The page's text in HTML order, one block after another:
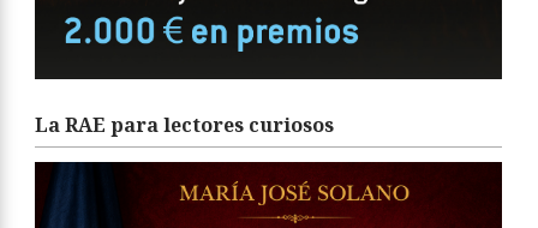
La RAE para lectores curiosos